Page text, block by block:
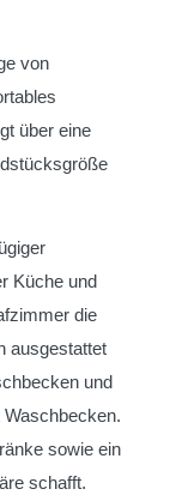
von
über eine
Küche und
die
ausgestattet
und
sowie ein
schafft.